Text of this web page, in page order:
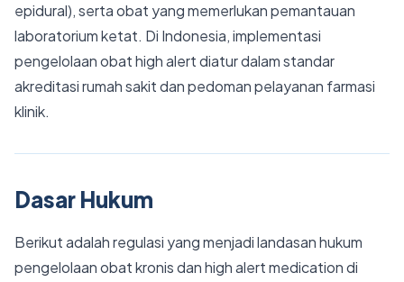
epidural), serta obat yang memerlukan pemantauan
laboratorium ketat. Di Indonesia, implementasi
pengelolaan obat high alert diatur dalam standar
akreditasi rumah sakit dan pedoman pelayanan farmasi
klinik.
Dasar Hukum
Berikut adalah regulasi yang menjadi landasan hukum
pengelolaan obat kronis dan high alert medication di